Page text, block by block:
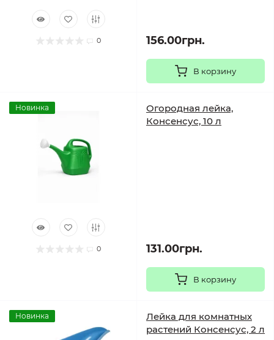
0 156.00грн.
В корзину
Новинка
0
Огородная лейка,
Консенсус, 10 л
131.00грн.
В корзину
Новинка
Лейка для комнатных
растений Консенсус, 2 л